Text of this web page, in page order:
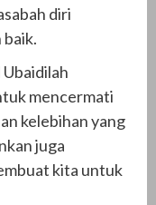
diri
mencermati
kelebihan yang
juga
kita untuk